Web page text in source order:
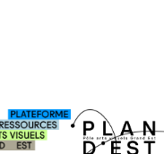
annuaires